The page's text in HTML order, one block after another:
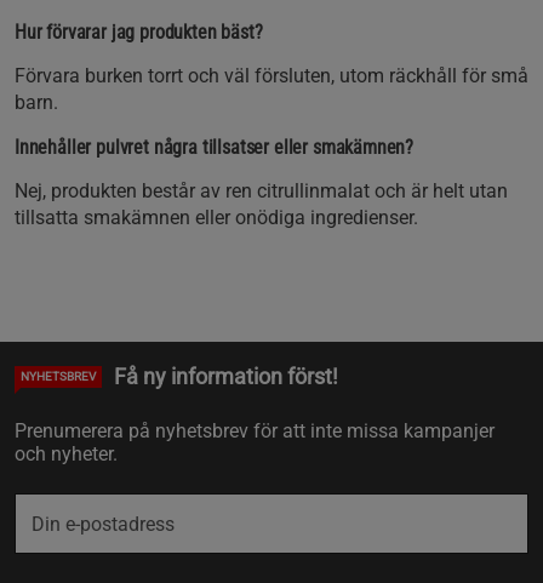
Hur förvarar jag produkten bäst?
Förvara burken torrt och väl försluten, utom räckhåll för små
barn.
Innehåller pulvret några tillsatser eller smakämnen?
Nej, produkten består av ren citrullinmalat och är helt utan
tillsatta smakämnen eller onödiga ingredienser.
NYHETSBREV Få ny information först!
Prenumerera på nyhetsbrev för att inte missa kampanjer
och nyheter.